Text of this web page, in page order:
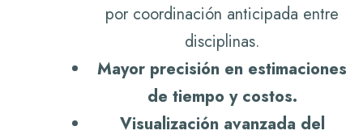
por coordinación anticipada entre
disciplinas.
Mayor precisión en estimaciones
de tiempo y costos.
Visualización avanzada del